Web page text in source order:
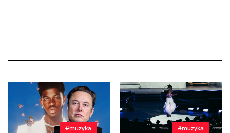
#muzyka #muzyka